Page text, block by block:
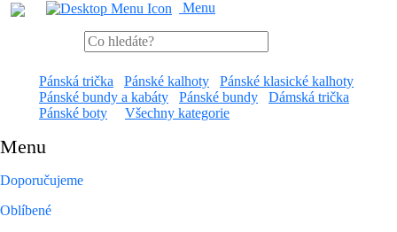
Menu
Pánská trička Pánské kalhoty
Pánské klasické kalhoty
Pánské bundy a kabáty
Pánské bundy
Dámská trička
Pánské boty
Všechny kategorie
Menu
Doporučujeme
Oblíbené